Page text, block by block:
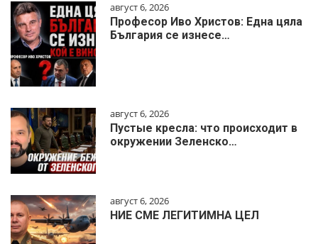
август 6, 2026
Професор Иво Христов: Една цяла
България се изнесе…
август 6, 2026
Пустые кресла: что происходит в
окружении Зеленско…
август 6, 2026
НИЕ СМЕ ЛЕГИТИМНА ЦЕЛ